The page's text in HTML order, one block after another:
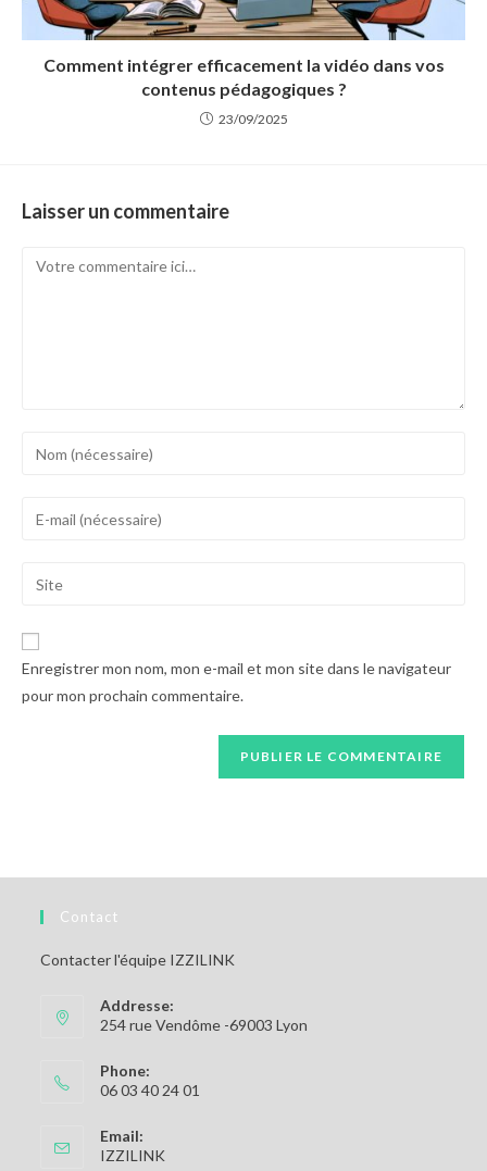
Comment intégrer efficacement la vidéo dans vos
contenus pédagogiques ?
23/09/2025
Laisser un commentaire
Comment
Enter
Enter
address
comment
Saisir
de
votre
Enregistrer mon nom, mon e-mail et mon site dans le navigateur
pour mon prochain commentaire.
Contact
Contacter l'équipe IZZILINK
Addresse:
254 rue Vendôme -69003 Lyon
Phone:
06 03 40 24 01
Email:
IZZILINK